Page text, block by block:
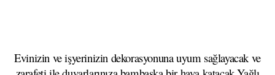
Evinizin ve işyerinizin dekorasyonuna uyum sağlayacak ve